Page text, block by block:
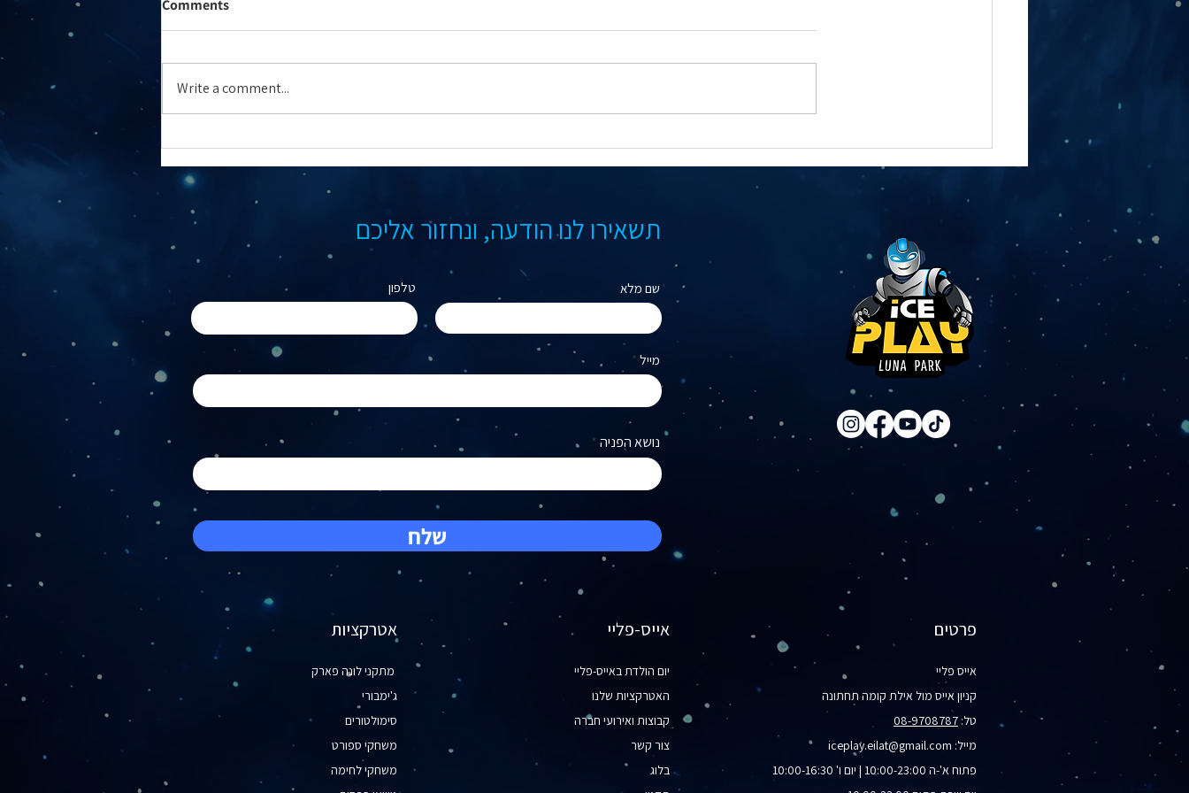
- מה עושים אחרי הים והמלון?
עושים בקניון מעבר לקניות?
בוחרים מקום שהילדים לא יפסיקו
Comments
Write a comment...
תשאירו לנו הודעה, ונחזור אליכם
טלפון שם מלא
מייל
נושא הפניה
שלח
אטרקציות
מתקני לונה פארק
ג'ימבורי
סימולטורים
משחקי ספורט
משחקי לחימה
אייס-פליי
יום הולדת באייס-פליי
האטרקציות שלנו
קבוצות ואירועי חברה
צור קשר​
בלוג
פרטים
אייס פליי
קניון אייס מול אילת קומה תחתונה
טל: 08-9708787
מייל: iceplay.eilat@gmail.com
פתוח א'-ה 10:00-23:00 | יום ו' 10:00-16:30